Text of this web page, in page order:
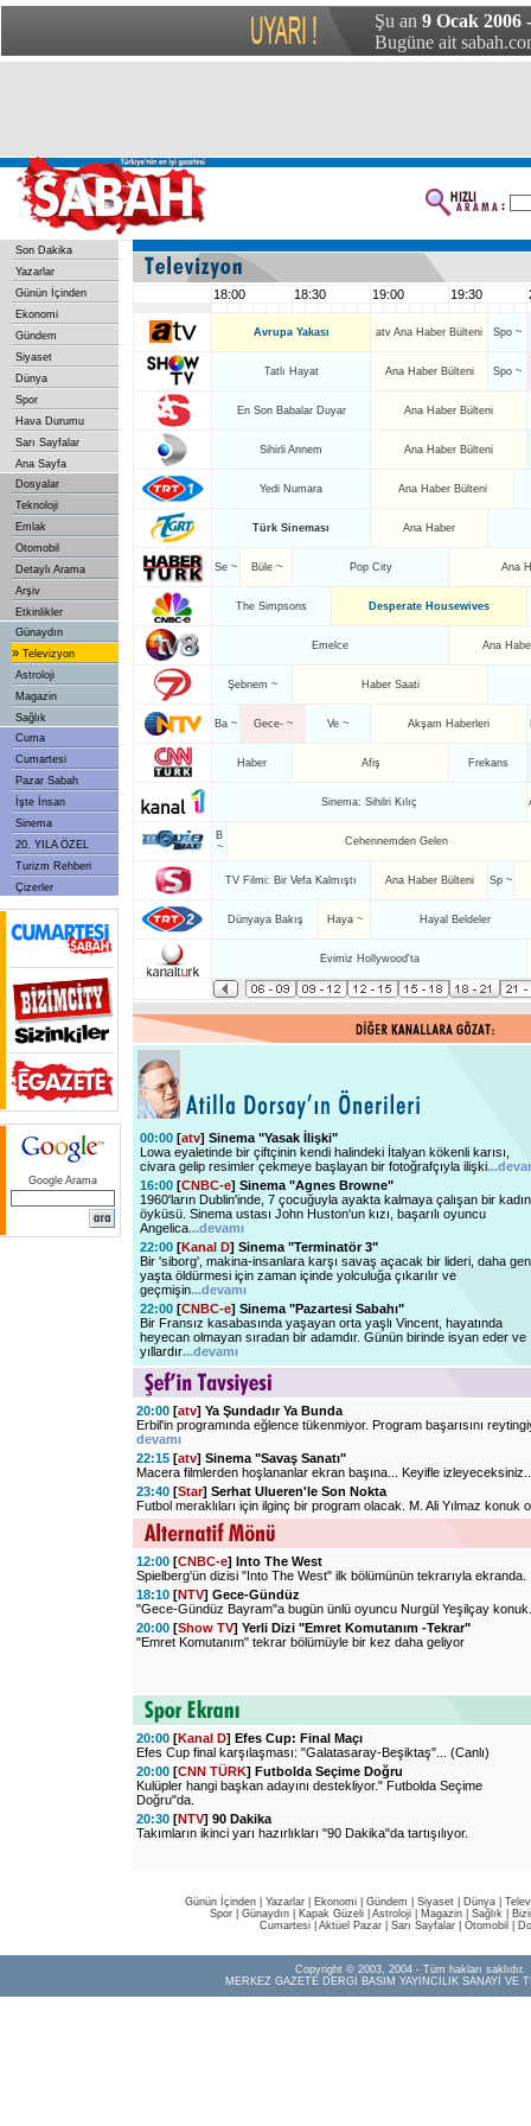
Şu an 9 Ocak 2006
Bugüne ait
Son Dakika
Yazarlar
Günün İçinden
Ekonomi
Gündem
Siyaset
Dünya
Spor
Hava Durumu
Sarı Sayfalar
Ana Sayfa
Dosyalar
Teknoloji
Emlak
Otomobil
Detaylı Arama
Arşiv
Etkinlikler
Günaydın
» Televizyon
Astroloji
Magazin
Sağlık
Cuma
Cumartesi
Pazar Sabah
İşte İnsan
Sinema
20. YILA ÖZEL
Turizm Rehberi
Çizerler
Google Arama
18:00 18:30 19:00 19:30
Avrupa Yakası atv Ana Haber Bülteni Spo ~
Tatlı Hayat Ana Haber Bülteni Spo ~
En Son Babalar Duyar Ana Haber Bülteni
Sihirli Annem Ana Haber Bülteni
Yedi Numara Ana Haber Bülteni
Türk Sineması Ana Haber
Se ~ Büle ~ Pop City Ana
The Simpsons Desperate Housewives
Emelce Ana
Şebnem ~ Haber Saati
Ba ~ Gece- ~ Ve ~ Akşam Haberleri
Haber Afiş Frekans
Sinema: Sihilri Kılıç
B
~
Cehennemden Gelen
TV Filmi: Bir Vefa Kalmıştı Ana Haber Bülteni Sp ~
Dünyaya Bakış Haya ~ Hayal Beldeler
Evimiz Hollywood'ta
00:00 [atv] Sinema "Yasak İlişki"
Lowa eyaletinde bir çiftçinin kendi halindeki İtalyan kökenli karısı,
civara gelip resimler çekmeye başlayan bir fotoğrafçıyla ilişki
16:00 [CNBC-e] Sinema "Agnes Browne"
1960'ların Dublin'inde, 7 çocuğuyla ayakta kalmaya çalışan bir
öyküsü. Sinema ustası John Huston'un kızı, başarılı oyuncu
Angelica...devamı
22:00 [Kanal D] Sinema "Terminatör 3"
Bir 'siborg', makina-insanlara karşı savaş açacak bir lideri, daha
yaşta öldürmesi için zaman içinde yolculuğa çıkarılır ve
geçmişin...devamı
22:00 [CNBC-e] Sinema "Pazartesi Sabahı"
Bir Fransız kasabasında yaşayan orta yaşlı Vincent, hayatında
heyecan olmayan sıradan bir adamdır. Günün birinde isyan eder ve
yıllardır...devamı
20:00 [atv] Ya Şundadır Ya Bunda
Erbil'in programında eğlence tükenmiyor. Program başarısını
devamı
22:15 [atv] Sinema "Savaş Sanatı"
Macera filmlerden hoşlananlar ekran başına... Keyifle
23:40 [Star] Serhat Ulueren'le Son Nokta
Futbol meraklıları için ilginç bir program olacak. M. Ali Yılmaz konuk
12:00 [CNBC-e] Into The West
Spielberg'ün dizisi "Into The West" ilk bölümünün tekrarıyla ekranda.
18:10 [NTV] Gece-Gündüz
"Gece-Gündüz Bayram"a bugün ünlü oyuncu Nurgül Yeşilçay konuk.
20:00 [Show TV] Yerli Dizi "Emret Komutanım -Tekrar"
"Emret Komutanım" tekrar bölümüyle bir kez daha geliyor
20:00 [Kanal D] Efes Cup: Final Maçı
Efes Cup final karşılaşması: "Galatasaray-Beşiktaş"... (Canlı)
20:00 [CNN TÜRK] Futbolda Seçime Doğru
Kulüpler hangi başkan adayını destekliyor." Futbolda Seçime
Doğru"da.
20:30 [NTV] 90 Dakika
Takımların ikinci yarı hazırlıkları "90 Dakika"da tartışılıyor.
Günün İçinden Yazarlar Ekonomi Gündem Siyaset Dünya |
Spor
Günaydın Kapak Güzeli Astroloji Magazin Sağlık
Cumartesi| Aktüel Pazar| Sarı Sayfalar| Otomobil
Copyright © 2003, 2004 - Tüm hakları saklıdır.
MERKEZ GAZETE DERGİ BASIM YAYINCILIK SANAYİ VE